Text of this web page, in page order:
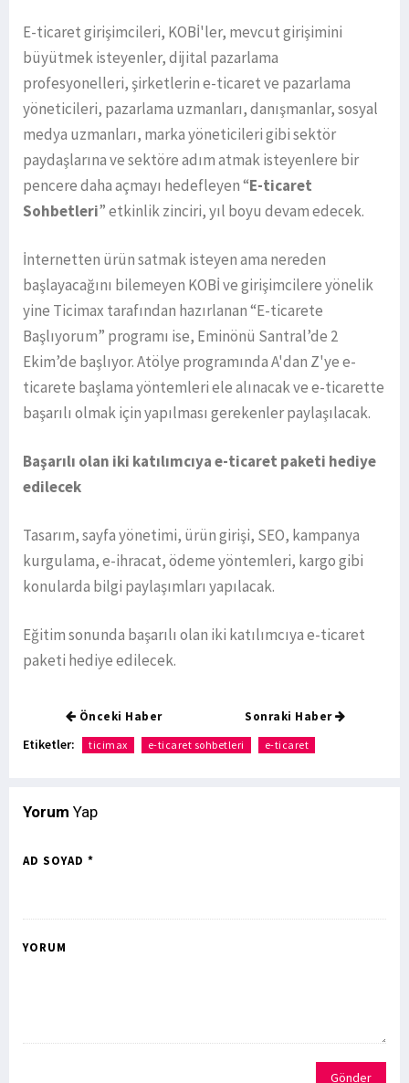
E-ticaret girişimcileri, KOBİ'ler, mevcut girişimini
büyütmek isteyenler, dijital pazarlama
profesyonelleri, şirketlerin e-ticaret ve pazarlama
yöneticileri, pazarlama uzmanları, danışmanlar, sosyal
medya uzmanları, marka yöneticileri gibi sektör
paydaşlarına ve sektöre adım atmak isteyenlere bir
pencere daha açmayı hedefleyen “E-ticaret
Sohbetleri” etkinlik zinciri, yıl boyu devam edecek.
İnternetten ürün satmak isteyen ama nereden
başlayacağını bilemeyen KOBİ ve girişimcilere yönelik
yine Ticimax tarafından hazırlanan “E-ticarete
Başlıyorum” programı ise, Eminönü Santral’de 2
Ekim’de başlıyor. Atölye programında A'dan Z'ye e-
ticarete başlama yöntemleri ele alınacak ve e-ticarette
başarılı olmak için yapılması gerekenler paylaşılacak.
Başarılı olan iki katılımcıya e-ticaret paketi hediye
edilecek
Tasarım, sayfa yönetimi, ürün girişi, SEO, kampanya
kurgulama, e-ihracat, ödeme yöntemleri, kargo gibi
konularda bilgi paylaşımları yapılacak.
Eğitim sonunda başarılı olan iki katılımcıya e-ticaret
paketi hediye edilecek.
Önceki Haber Sonraki Haber
Etiketler: ticimax e-ticaret sohbetleri e-ticaret
Yorum Yap
AD SOYAD *
YORUM
Gönder